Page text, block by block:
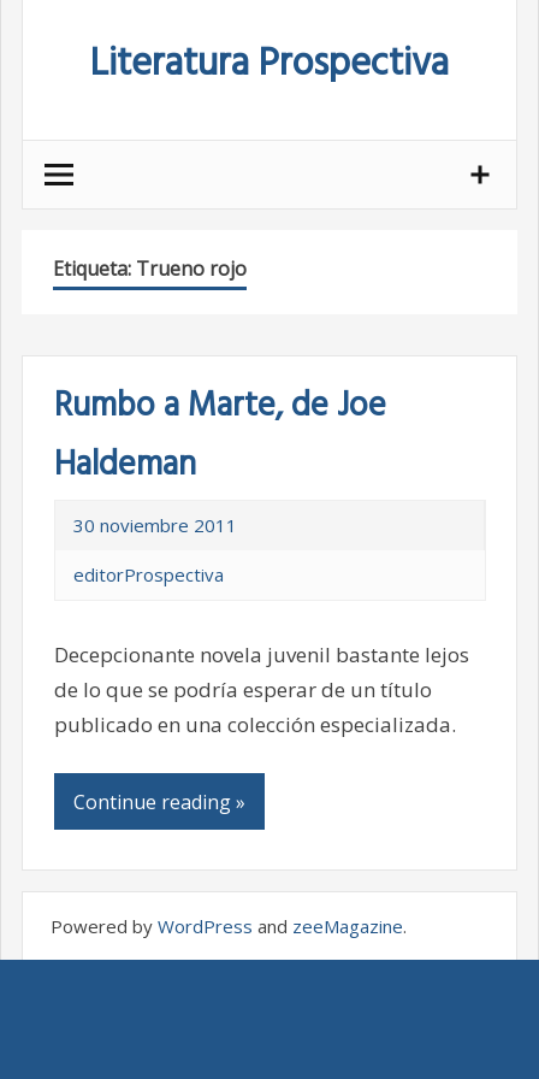
Literatura Prospectiva
Etiqueta: Trueno rojo
Rumbo a Marte, de Joe
Haldeman
30 noviembre 2011
editorProspectiva
Decepcionante novela juvenil bastante lejos
de lo que se podría esperar de un título
publicado en una colección especializada.
Continue reading »
Powered by WordPress and zeeMagazine.